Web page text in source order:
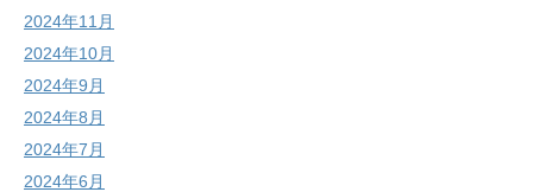
2024年11月
2024年10月
2024年9月
2024年8月
2024年7月
2024年6月